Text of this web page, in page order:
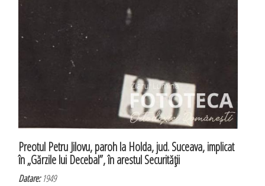
Preotul Petru Jilovu, paroh la Holda, jud. Suceava, implicat
în „Gărzile lui Decebal”, în arestul Securităţii
Datare:1949